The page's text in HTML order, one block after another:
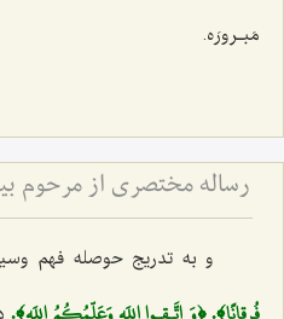
مَبـرورَه.
و به تدریج حوصله فهم